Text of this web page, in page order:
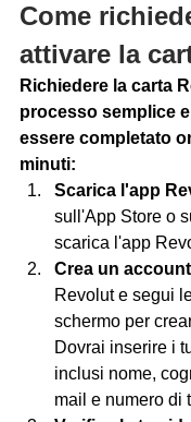
Come
attivare la
Richiedere la carta
processo semplice
essere completato
minuti:
Scarica l'app
sull'App Store o
scarica l'app
Crea un
Revolut e segui
schermo per
Dovrai inserire i
inclusi nome,
mail e numero di